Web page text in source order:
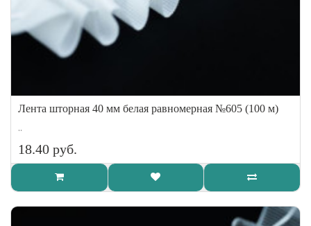
Лента шторная 40 мм белая равномерная №605 (100 м)
..
18.40 руб.